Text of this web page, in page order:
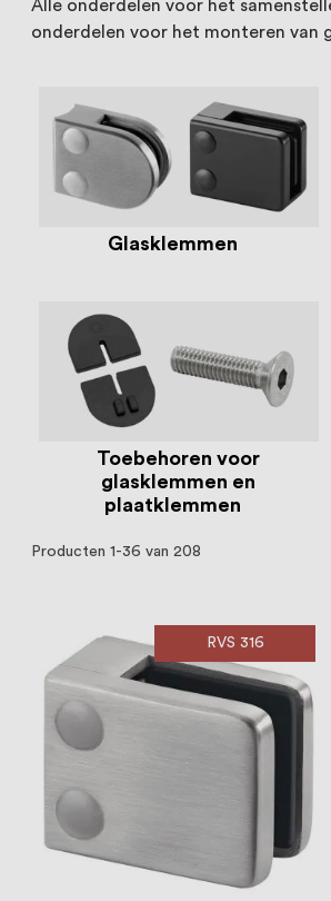
Alle onderdelen voor het
onderdelen voor het monteren van
Glasklemmen
Toebehoren voor
glasklemmen en
plaatklemmen
Producten 1 -36 van 208
RVS 316